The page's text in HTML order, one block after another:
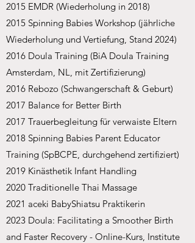
2015 EMDR (Wiederholung in 2018)
2015 Spinning Babies Workshop (jährliche
Wiederholung und Vertiefung, Stand 2024)
2016 Doula Training (BiA Doula Training
Amsterdam, NL, mit Zertifizierung)
2016 Rebozo (Schwangerschaft & Geburt)
2017 Balance for Better Birth
2017 Trauerbegleitung für verwaiste Eltern
2018 Spinning Babies Parent Educator
Training (SpBCPE, durchgehend zertifiziert)
2019 Kinästhetik Infant Handling
2020 Traditionelle Thai Massage
2021 aceki BabyShiatsu Praktikerin
2023 Doula: Facilitating a Smoother Birth
and Faster Recovery - Online-Kurs, Institute